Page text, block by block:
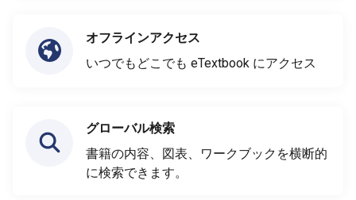
オフラインアクセス
いつでもどこでも eTextbook にアクセス
グローバル検索
書籍の内容、図表、ワークブックを横断的
に検索できます。